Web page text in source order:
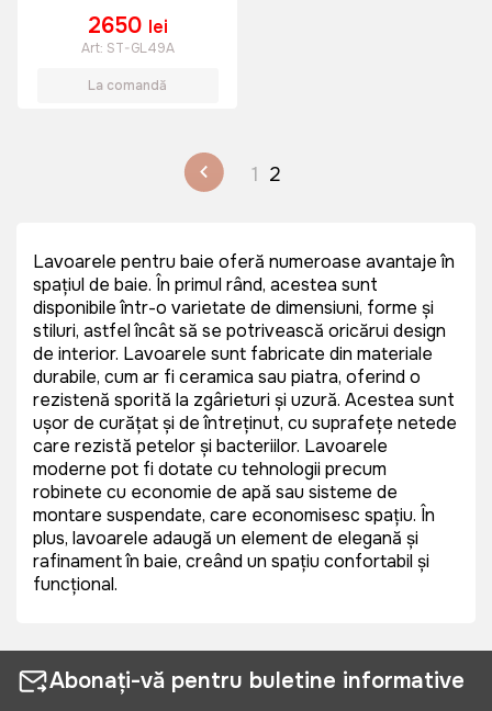
2650 lei
Art: ST-GL49A
La comandă
1 2
Lavoarele pentru baie oferă numeroase avantaje în
spațiul de baie. În primul rând, acestea sunt
disponibile într-o varietate de dimensiuni, forme și
stiluri, astfel încât să se potrivească oricărui design
de interior. Lavoarele sunt fabricate din materiale
durabile, cum ar fi ceramica sau piatra, oferind o
rezistență sporită la zgârieturi și uzură. Acestea sunt
ușor de curățat și de întreținut, cu suprafețe netede
care rezistă petelor și bacteriilor. Lavoarele
moderne pot fi dotate cu tehnologii precum
robinete cu economie de apă sau sisteme de
montare suspendate, care economisesc spațiu. În
plus, lavoarele adaugă un element de eleganță și
rafinament în baie, creând un spațiu confortabil și
funcțional.
Abonați-vă pentru buletine informative